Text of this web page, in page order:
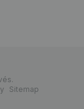
Sitemap